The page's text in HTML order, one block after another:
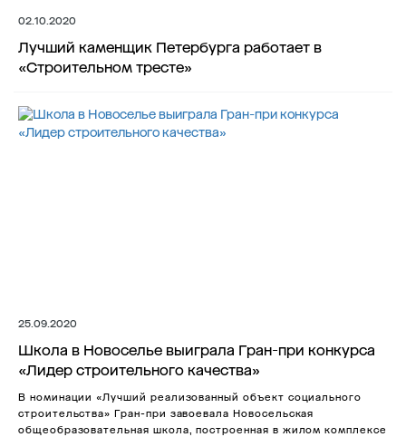
02.10.2020
Лучший каменщик Петербурга работает в
«Строительном тресте»
25.09.2020
Школа в Новоселье выиграла Гран-при конкурса
«Лидер строительного качества»
В номинации «Лучший реализованный объект социального
строительства» Гран-при завоевала Новосельская
общеобразовательная школа, построенная в жилом комплексе